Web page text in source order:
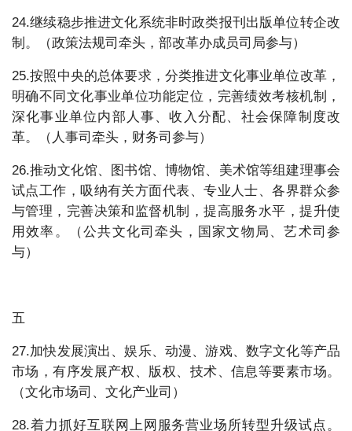
24.继续稳步推进文化系统非时政类报刊出版单位转企改
制。（政策法规司牵头，部改革办成员司局参与）
25.按照中央的总体要求，分类推进文化事业单位改革，
明确不同文化事业单位功能定位，完善绩效考核机制，
深化事业单位内部人事、收入分配、社会保障制度改
革。（人事司牵头，财务司参与）
26.推动文化馆、图书馆、博物馆、美术馆等组建理事会
试点工作，吸纳有关方面代表、专业人士、各界群众参
与管理，完善决策和监督机制，提高服务水平，提升使
用效率。（公共文化司牵头，国家文物局、艺术司参
与）
五
27.加快发展演出、娱乐、动漫、游戏、数字文化等产品
市场，有序发展产权、版权、技术、信息等要素市场。
（文化市场司、文化产业司）
28.着力抓好互联网上网服务营业场所转型升级试点。